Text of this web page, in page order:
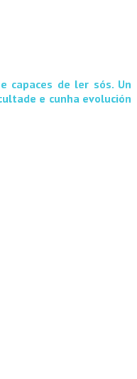
capaces de ler sós. Un
e cunha evolución